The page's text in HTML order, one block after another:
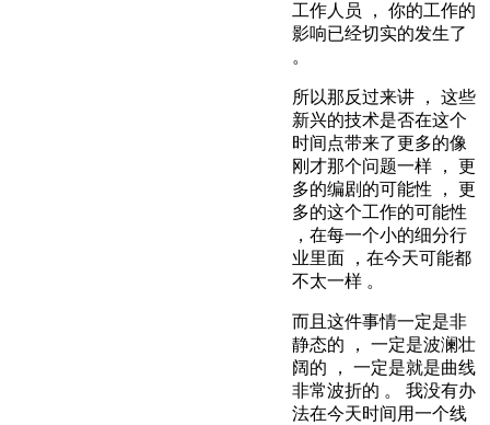
工作人员 ， 你的工作的
影响已经切实的发生了
。
所以那反过来讲 ， 这些
新兴的技术是否在这个
时间点带来了更多的像
刚才那个问题一样 ， 更
多的编剧的可能性 ， 更
多的这个工作的可能性
，在每一个小的细分行
业里面 ，在今天可能都
不太一样 。
而且这件事情一定是非
静态的 ， 一定是波澜壮
阔的 ， 一定是就是曲线
非常波折的 。 我没有办
法在今天时间用一个线